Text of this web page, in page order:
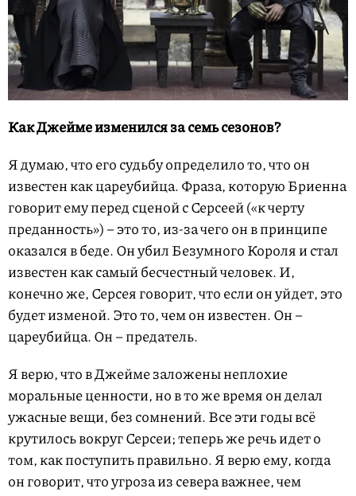
Как Джейме изменился за семь сезонов?
Я думаю, что его судьбу определило то, что он
известен как цареубийца. Фраза, которую Бриенна
говорит ему перед сценой с Серсеей («к черту
преданность») – это то, из-за чего он в принципе
оказался в беде. Он убил Безумного Короля и стал
известен как самый бесчестный человек. И,
конечно же, Серсея говорит, что если он уйдет, это
будет изменой. Это то, чем он известен. Он –
цареубийца. Он – предатель.
Я верю, что в Джейме заложены неплохие
моральные ценности, но в то же время он делал
ужасные вещи, без сомнений. Все эти годы всё
крутилось вокруг Серсеи; теперь же речь идет о
том, как поступить правильно. Я верю ему, когда
он говорит, что угроза из севера важнее, чем